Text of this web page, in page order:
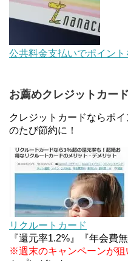
い、パスワード
au Pay等に等
ァミリマートと
JCBカードWで
0570を回避する
住信SBIネット
2%還元！V
条件などまとめ
マイナンバーカ
公共料金支払いでポイン
お薦めクレジットカード
クレジットカードならポ
のたび節約に！
リクルートカード
『還元率1.2%』『年会費
※週末のキャンペーンが狙